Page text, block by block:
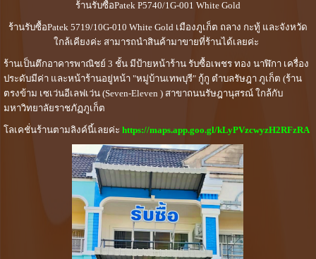
ร้านรับซื้อPatek P5740/1G-001 White Gold
ร้านรับซื้อPatek 5719/10G-010 White Gold เมืองภูเก็ต ถลาง กะทู้ และจังหวัด
ใกล้เคียงค่ะ สามารถนำสินค้ามาขายที่ร้านได้เลยค่ะ
ร้านเป็นตึกอาคารพาณิชย์ 3 ชั้น มีป้ายหน้าร้าน รับซื้อเพชร ทอง นาฬิกา เครื่อง
ประดับมีค่า และหน้าร้านอยู่หน้า "หมู่บ้านเทพบุรี" กู้กู ตำบลรัษฎา ภูเก็ต (ร้าน
ตรงข้าม เซเว่นอีเลฟเว่น (Seven-Eleven ) สาขาถนนรัษฎานุสรณ์ ใกล้กับ
มหาวิทยาลัยราชภัฏภูเก็ต
โลเคชั่นร้านตามลิงค์นี้เลยค่ะ https://maps.app.goo.gl/kLyPVzcwyzH2RFzRA